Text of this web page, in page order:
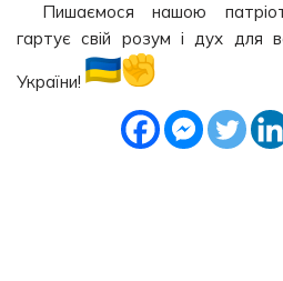
Пишаємося нашою
гартує свій розум і дух для
України!